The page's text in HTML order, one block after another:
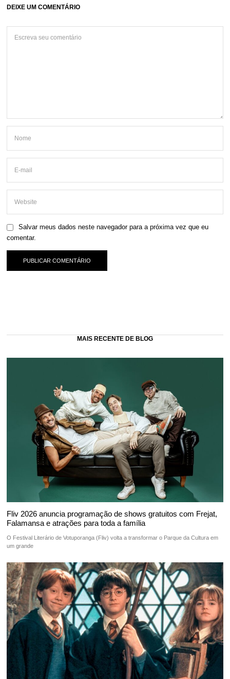
DEIXE UM COMENTÁRIO
Salvar meus dados neste navegador para a próxima vez que eu
comentar.
MAIS RECENTE DE BLOG
Fliv 2026 anuncia programação de shows gratuitos com Frejat,
Falamansa e atrações para toda a família
O Festival Literário de Votuporanga (Fliv) volta a transformar o Parque da Cultura em
um grande